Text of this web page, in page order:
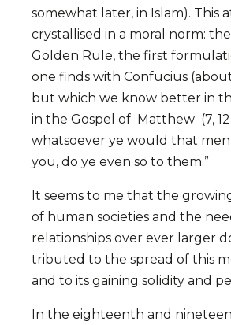
somewhat later, in Islam). This
crystalli­sed in a moral norm:
Golden Rule, the first
one finds with Con­fucius
but which we know better in
in the Gospel of Matthew (7,
whatsoever ye would that
you, do ye even so to them.”
It seems to me that the
of human societies and the
relationships over ever larger
tributed to the spread of this
and to its gaining so­li­dity and
In the eighteenth and